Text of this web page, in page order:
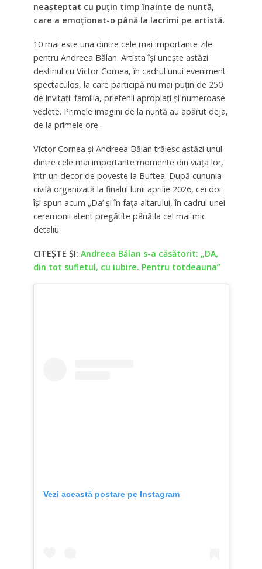
neașteptat cu puțin timp înainte de nuntă,
care a emoționat-o până la lacrimi pe artistă.
10 mai este una dintre cele mai importante zile
pentru Andreea Bălan. Artista își unește astăzi
destinul cu Victor Cornea, în cadrul unui eveniment
spectaculos, la care participă nu mai puțin de 250
de invitați: familia, prietenii apropiați și numeroase
vedete. Primele imagini de la nuntă au apărut deja,
de la primele ore.
Victor Cornea și Andreea Bălan trăiesc astăzi unul
dintre cele mai importante momente din viața lor,
într-un decor de poveste la Buftea. După cununia
civilă organizată la finalul lunii aprilie 2026, cei doi
își spun acum „Da’ și în fața altarului, în cadrul unei
ceremonii atent pregătite până la cel mai mic
detaliu.
CITEȘTE ȘI: Andreea Bălan s-a căsătorit: „DA,
din tot sufletul, cu iubire. Pentru totdeauna”
Vezi această postare pe Instagram